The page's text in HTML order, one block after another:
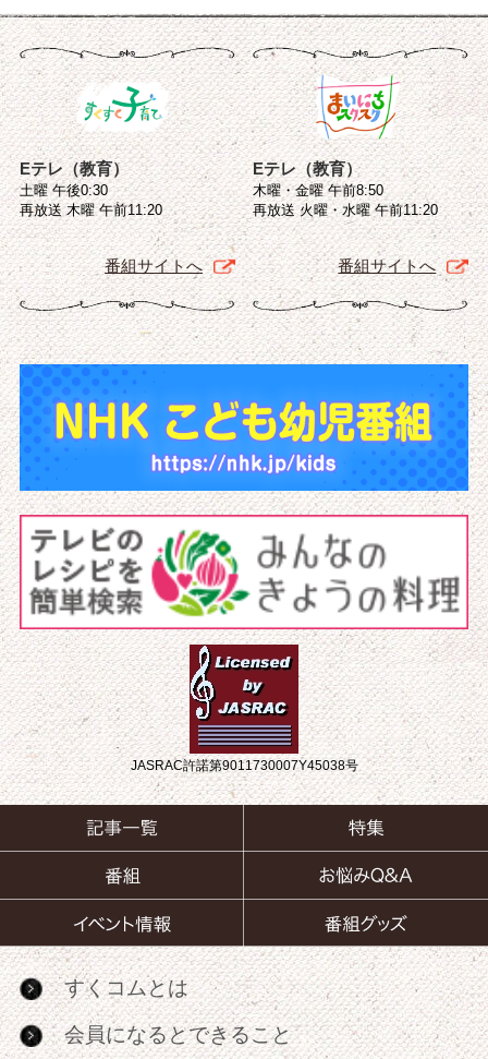
Eテレ（教育）
土曜 午後0:30
再放送 木曜 午前11:20
番組サイトへ
Eテレ（教育）
木曜・金曜 午前8:50
再放送 火曜・水曜 午前11:20
番組サイトへ
JASRAC許諾第9011730007Y45038号
すくコムとは
会員になるとできること